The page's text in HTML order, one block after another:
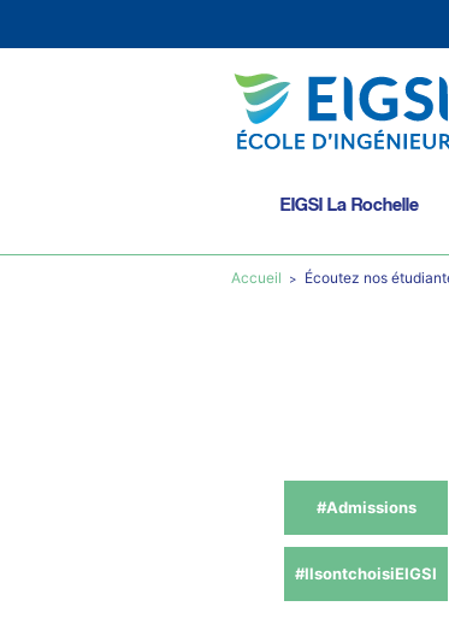
EIGSI La Rochelle
Accueil Écoutez nos
#Admissions
#IlsontchoisiEIGSI